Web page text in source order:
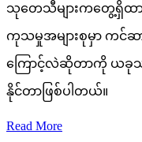
သုတေသီများကတွေ့ရှိထ
ကုသမှုအများစုမှာ ကင်ဆ
ကြောင့်လဲဆိုတာကို ယခု
နိုင်တာဖြစ်ပါတယ်။
Read More